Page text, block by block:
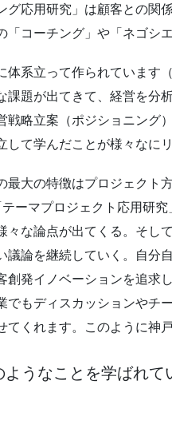
グ応用研究」は顧客との関
「コーチング」や「ネゴシ
体系立って作られています
課題が出てきて、経営を分
戦略立案（ポジショニング
して学んだことが様々なに
最大の特徴はプロジェクト
ーマプロジェクト応用研
々な論点が出てくる。そし
議論を継続していく。自分
創発イノベーションを追求
でもディスカッションやチ
てくれます。このように神
うなことを学ばれ